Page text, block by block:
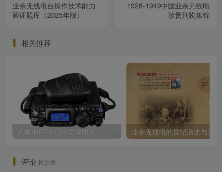
业余无线电台操作技术能力
验证题库（2025年版）
1928-1949中国业余无线电
珍贵刊物集锦
相关推荐
八重洲FT-817中文说明书
评论 抢沙发